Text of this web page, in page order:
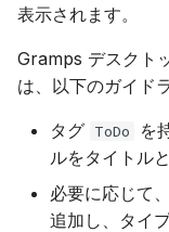
表示されます。
Gramps デスクト
は、以下のガイド
タグ ToDo
を
ルをタイトル
必要に応じて
追加し、タイ